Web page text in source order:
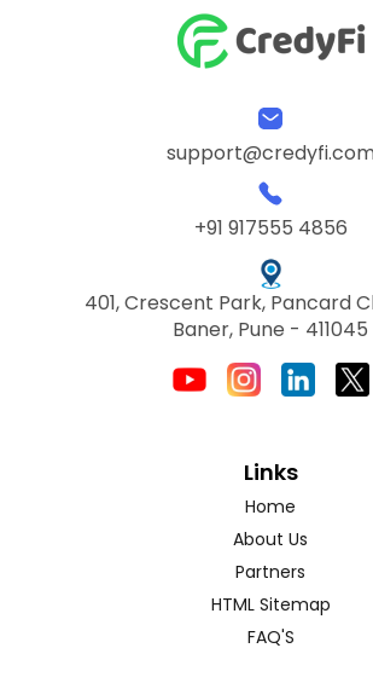
+91 917555 4856
401, Crescent Park, Pancard
Baner, Pune - 411045
Links
Home
About Us
Partners
HTML Sitemap
FAQ'S